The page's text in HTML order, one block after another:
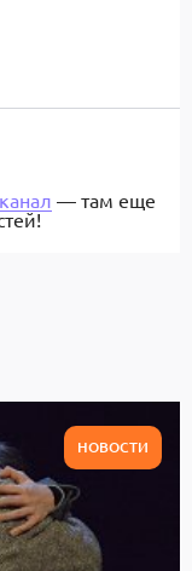
— там еще
НОВОСТИ